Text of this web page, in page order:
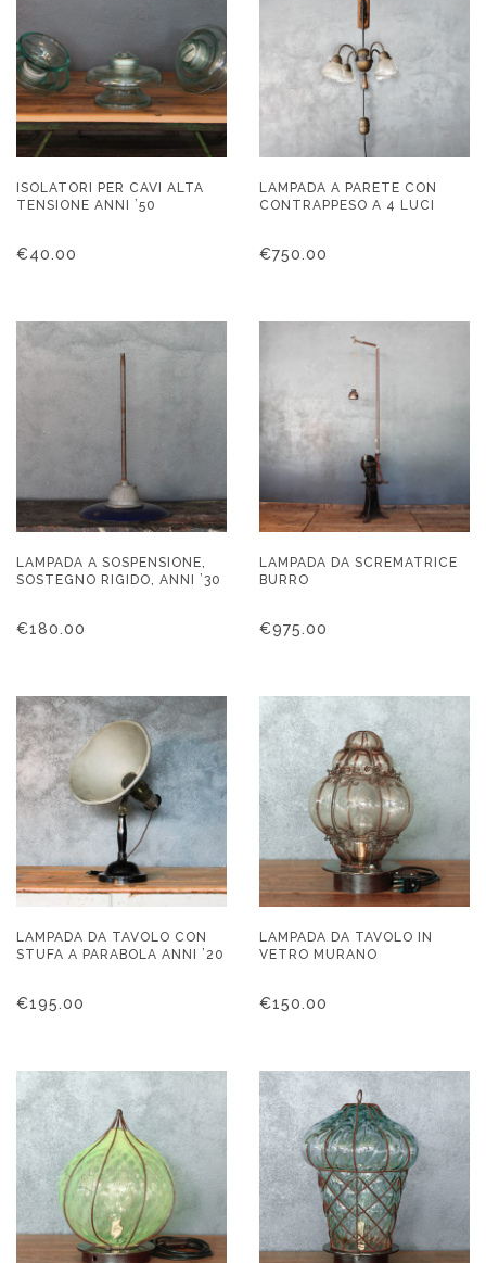
ISOLATORI PER CAVI ALTA
TENSIONE ANNI ’50
€40.00
LAMPADA A PARETE CON
CONTRAPPESO A 4 LUCI
€750.00
LAMPADA A SOSPENSIONE,
SOSTEGNO RIGIDO, ANNI ’30
€180.00
LAMPADA DA SCREMATRICE
BURRO
€975.00
LAMPADA DA TAVOLO CON
STUFA A PARABOLA ANNI ’20
€195.00
LAMPADA DA TAVOLO IN
VETRO MURANO
€150.00